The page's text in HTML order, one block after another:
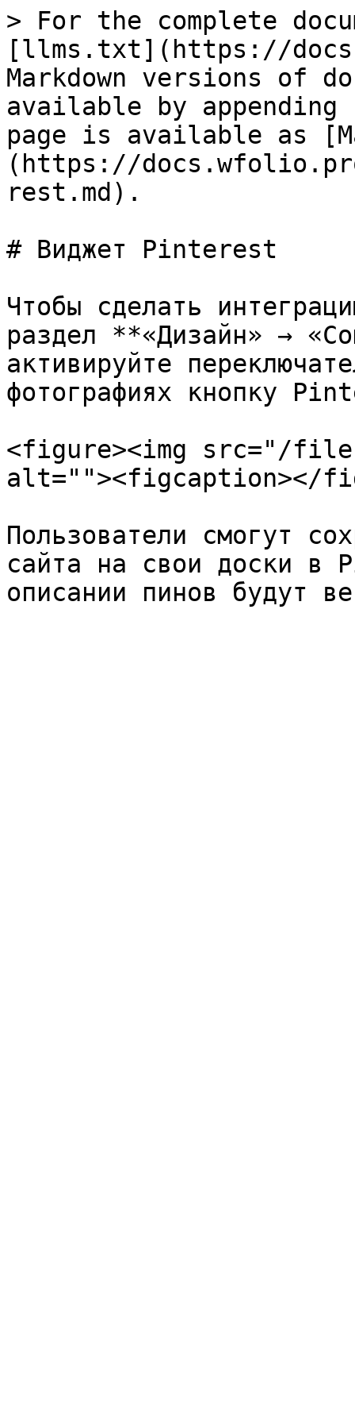
> For the complete
[llms.txt](https://
Markdown versions of
available by
page is available as
(https://
rest.md).
# Виджет Pinterest
Чтобы сделать
раздел **«Дизайн» →
активируйте
фотографиях кнопку
<figure><img src="/files/
alt=""><figcaption></
Пользователи смогут
сайта на свои доски